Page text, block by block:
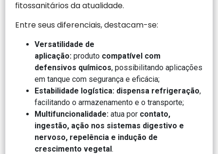
fitossanitários da atualidade.
Entre seus diferenciais, destacam-se:
Versatilidade de
aplicação: produto compatível com
defensivos químicos, possibilitando aplicações
em tanque com segurança e eficácia;
Estabilidade logística: dispensa refrigeração,
facilitando o armazenamento e o transporte;
Multifuncionalidade: atua por contato,
ingestão, ação nos sistemas digestivo e
nervoso, repelência e indução de
crescimento vegetal.